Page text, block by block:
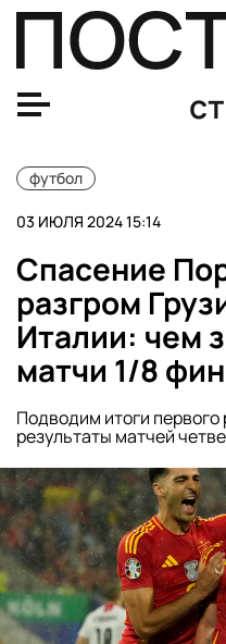
футбол
03 ИЮЛЯ 2024 15:14
Спасение
разгром
Италии: чем
матчи 1/8
Подводим итоги первого
результаты матчей
Результаты 1/8 финала